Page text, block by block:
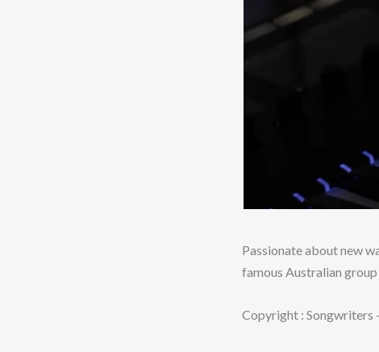
Passionate about new
famous Australian group
Copyright : Songwriters